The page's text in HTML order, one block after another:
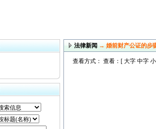
法律新闻 → 婚前财产公证的步
查看方式： 查看：[ 大字 中字